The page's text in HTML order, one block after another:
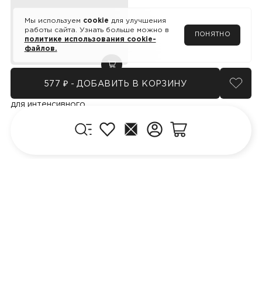
Меню
Избранное
ГлавнаяЛичный кабинет
577 ₽ - ДОБАВИТЬ В КОРЗИНУ
добавить в корзину
Бальзам-ополаскиватель
для интенсивного
поврежденных волос, 400
Мы используем cookie для улучшения
работы сайта. Узнать больше можно в
политике использования cookie-
файлов.
ПОНЯТНО